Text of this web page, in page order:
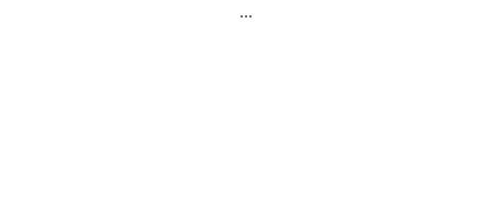
...